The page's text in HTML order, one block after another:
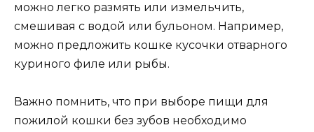
можно легко размять или измельчить,
смешивая с водой или бульоном. Например,
можно предложить кошке кусочки отварного
куриного филе или рыбы.
Важно помнить, что при выборе пищи для
пожилой кошки без зубов необходимо